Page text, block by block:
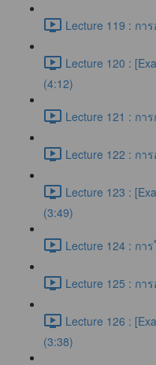
Lecture 119 : กา
Lecture 120 :
(4:12)
Lecture 121 : กา
Lecture 122 : กา
Lecture 123 :
(3:49)
Lecture 124 : กา
Lecture 125 : กา
Lecture 126 :
(3:38)